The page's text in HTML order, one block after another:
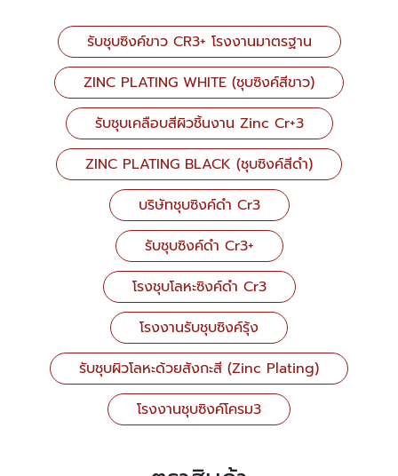
รับชุบซิงค์ขาว CR3+ โรงงานมาตรฐาน
ZINC PLATING WHITE (ชุบซิงค์สีขาว)
รับชุบเคลือบสีผิวชิ้นงาน Zinc Cr+3
ZINC PLATING BLACK (ชุบซิงค์สีดำ)
บริษัทชุบซิงค์ดำ Cr3
รับชุบซิงค์ดำ Cr3+
โรงชุบโลหะซิงค์ดำ Cr3
โรงงานรับชุบซิงค์รุ้ง
รับชุบผิวโลหะด้วยสังกะสี (Zinc Plating)
โรงงานชุบซิงค์โครม3